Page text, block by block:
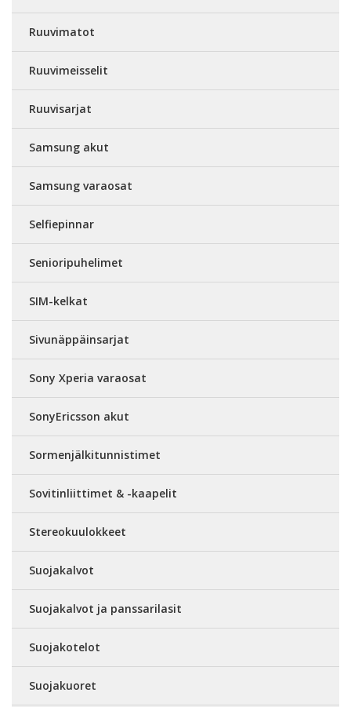
Ruuvimatot
Ruuvimeisselit
Ruuvisarjat
Samsung akut
Samsung varaosat
Selfiepinnar
Senioripuhelimet
SIM-kelkat
Sivunäppäinsarjat
Sony Xperia varaosat
SonyEricsson akut
Sormenjälkitunnistimet
Sovitinliittimet & -kaapelit
Stereokuulokkeet
Suojakalvot
Suojakalvot ja panssarilasit
Suojakotelot
Suojakuoret